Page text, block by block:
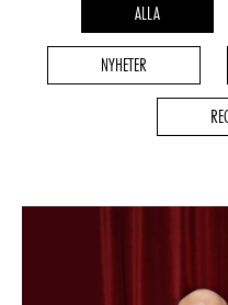
Unga
DITT BESÖK
Mat & dryck
GRUPPER &
Pedagognätverk &
ALLA
NYHETER